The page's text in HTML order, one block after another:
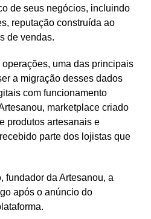
de seus negócios, incluindo
reputação construída ao
de vendas.
uma das principais
a migração desses dados
com funcionamento
marketplace criado
produtos artesanais e
parte dos lojistas que
fundador da Artesanou, a
após o anúncio do